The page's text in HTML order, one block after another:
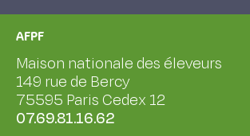
AFPF
Maison nationale des éleveurs
149 rue de Bercy
75595 Paris Cedex 12
07.69.81.16.62